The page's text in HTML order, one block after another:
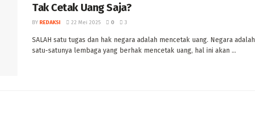
Tak Cetak Uang Saja? ‎
BY REDAKSI 22 Mei 2025 0 3
‎SALAH satu tugas dan hak negara adalah mencetak uang. Negara adalah
satu-satunya lembaga yang berhak mencetak uang, hal ini akan ...